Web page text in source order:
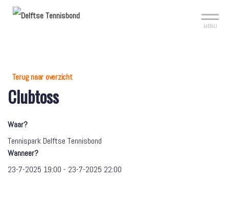
MENU
Terug naar overzicht
Clubtoss
Waar?
Tennispark Delftse Tennisbond
Wanneer?
23-7-2025 19:00 - 23-7-2025 22:00